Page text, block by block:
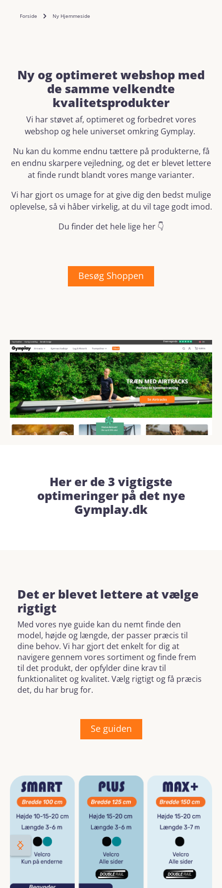
Forside Ny Hjemmeside
Ny og optimeret webshop med
de samme velkendte
kvalitetsprodukter
Vi har støvet af, optimeret og forbedret vores
webshop og hele universet omkring Gymplay.
Nu kan du komme endnu tættere på produkterne, få
en endnu skarpere vejledning, og det er blevet lettere
at finde rundt blandt vores mange varianter.
Vi har gjort os umage for at give dig den bedst mulige
oplevelse, så vi håber virkelig, at du vil tage godt imod.
Du finder det hele lige her 👇
Besøg Shoppen
Her er de 3 vigtigste
optimeringer på det nye
Gymplay.dk
Det er blevet lettere at vælge
rigtigt
Med vores nye guide kan du nemt finde den
model, højde og længde, der passer præcis til
dine behov. Vi har gjort det enkelt for dig at
navigere gennem vores sortiment og finde frem
til det produkt, der opfylder dine krav til
funktionalitet og kvalitet. Vælg rigtigt og få præcis
det, du har brug for.
Se guiden
Skip image gallery